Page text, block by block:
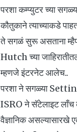
परशा कम्प्युटर च्या
कौतुकाने त्याच्याकडे
ते सगळं सुरू असताना
Hutch च्या
म्हणजे इंटरनेट आलेच..
परशा ने सगळ्या
ISRO ने सॅटेलाइट लाँच
वैज्ञानिक असल्यासारखे